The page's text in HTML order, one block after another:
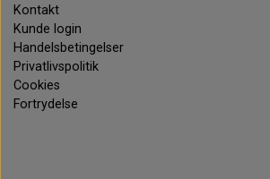
Kontakt
Kunde login
Handelsbetingelser
Privatlivspolitik
Cookies
Fortrydelse